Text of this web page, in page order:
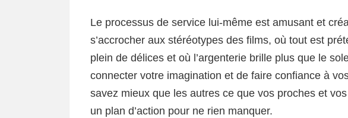
Le processus de service lui-même est amusant et
s’accrocher aux stéréotypes des films, où tout est
plein de délices et où l’argenterie brille plus que le
connecter votre imagination et de faire confiance à
savez mieux que les autres ce que vos proches et
un plan d’action pour ne rien manquer.